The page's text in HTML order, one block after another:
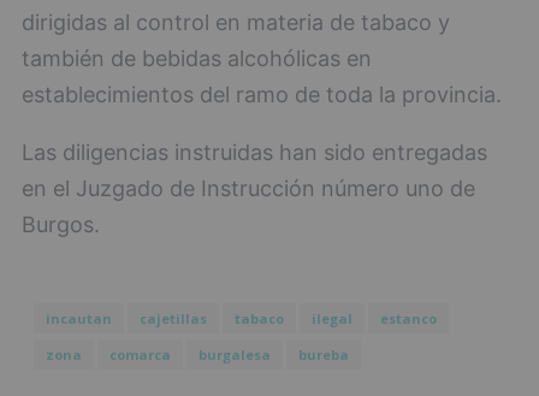
dirigidas al control en materia de tabaco y
también de bebidas alcohólicas en
establecimientos del ramo de toda la provincia.
Las diligencias instruidas han sido entregadas
en el Juzgado de Instrucción número uno de
Burgos.
incautan cajetillas tabaco ilegal
estanco
zona
comarca burgalesa bureba